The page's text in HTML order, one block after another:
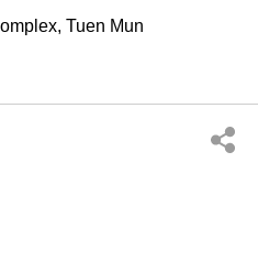
Tuen Mun